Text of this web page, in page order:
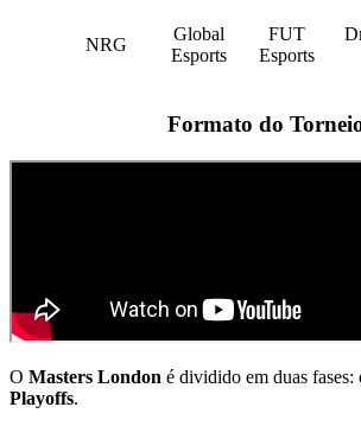
NRG
Global
Esports
FUT
Esports
Formato do
O Masters London é dividido em duas fases:
Playoffs.